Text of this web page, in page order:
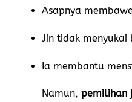
Asapnya
Jin tidak menyukai
Ia membantu
Namun, pemilihan